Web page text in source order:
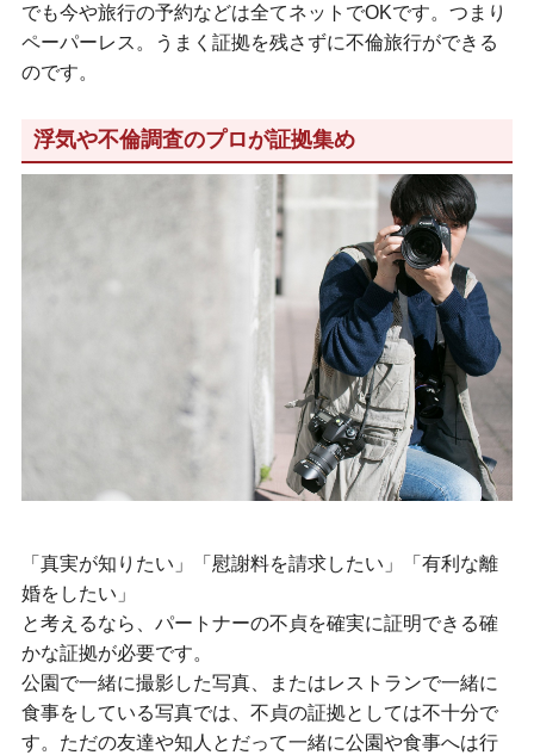
でも今や旅行の予約などは全てネットでOKです。つまり
ペーパーレス。うまく証拠を残さずに不倫旅行ができる
のです。
浮気や不倫調査のプロが証拠集め
「真実が知りたい」「慰謝料を請求したい」「有利な離
婚をしたい」
と考えるなら、パートナーの不貞を確実に証明できる確
かな証拠が必要です。
公園で一緒に撮影した写真、またはレストランで一緒に
食事をしている写真では、不貞の証拠としては不十分で
す。ただの友達や知人とだって一緒に公園や食事へは行